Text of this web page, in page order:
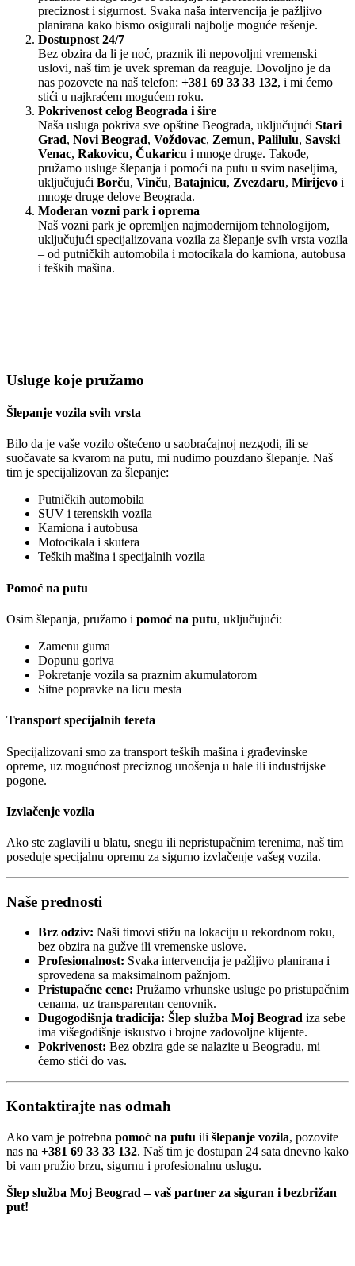
preciznost i sigurnost. Svaka naša intervencija je pažljivo
planirana kako bismo osigurali najbolje moguće rešenje.
Dostupnost 24/7
Bez obzira da li je noć, praznik ili nepovoljni vremenski
uslovi, naš tim je uvek spreman da reaguje. Dovoljno je da
nas pozovete na naš telefon: +381 69 33 33 132, i mi ćemo
stići u najkraćem mogućem roku.
Pokrivenost celog Beograda i šire
Naša usluga pokriva sve opštine Beograda, uključujući Stari
Grad, Novi Beograd, Voždovac, Zemun, Palilulu, Savski
Venac, Rakovicu, Čukaricu i mnoge druge. Takođe,
pružamo usluge šlepanja i pomoći na putu u svim naseljima,
uključujući Borču, Vinču, Batajnicu, Zvezdaru, Mirijevo i
mnoge druge delove Beograda.
Moderan vozni park i oprema
Naš vozni park je opremljen najmodernijom tehnologijom,
uključujući specijalizovana vozila za šlepanje svih vrsta vozila
– od putničkih automobila i motocikala do kamiona, autobusa
i teških mašina.
Usluge koje pružamo
Šlepanje vozila svih vrsta
Bilo da je vaše vozilo oštećeno u saobraćajnoj nezgodi, ili se
suočavate sa kvarom na putu, mi nudimo pouzdano šlepanje. Naš
tim je specijalizovan za šlepanje:
Putničkih automobila
SUV i terenskih vozila
Kamiona i autobusa
Motocikala i skutera
Teških mašina i specijalnih vozila
Pomoć na putu
Osim šlepanja, pružamo i pomoć na putu, uključujući:
Zamenu guma
Dopunu goriva
Pokretanje vozila sa praznim akumulatorom
Sitne popravke na licu mesta
Transport specijalnih tereta
Specijalizovani smo za transport teških mašina i građevinske
opreme, uz mogućnost preciznog unošenja u hale ili industrijske
pogone.
Izvlačenje vozila
Ako ste zaglavili u blatu, snegu ili nepristupačnim terenima, naš tim
poseduje specijalnu opremu za sigurno izvlačenje vašeg vozila.
Naše prednosti
Brz odziv: Naši timovi stižu na lokaciju u rekordnom roku,
bez obzira na gužve ili vremenske uslove.
Profesionalnost: Svaka intervencija je pažljivo planirana i
sprovedena sa maksimalnom pažnjom.
Pristupačne cene: Pružamo vrhunske usluge po pristupačnim
cenama, uz transparentan cenovnik.
Dugogodišnja tradicija: Šlep služba Moj Beograd iza sebe
ima višegodišnje iskustvo i brojne zadovoljne klijente.
Pokrivenost: Bez obzira gde se nalazite u Beogradu, mi
ćemo stići do vas.
Kontaktirajte nas odmah
Ako vam je potrebna pomoć na putu ili šlepanje vozila, pozovite
nas na +381 69 33 33 132. Naš tim je dostupan 24 sata dnevno kako
bi vam pružio brzu, sigurnu i profesionalnu uslugu.
Šlep služba Moj Beograd – vaš partner za siguran i bezbrižan
put!